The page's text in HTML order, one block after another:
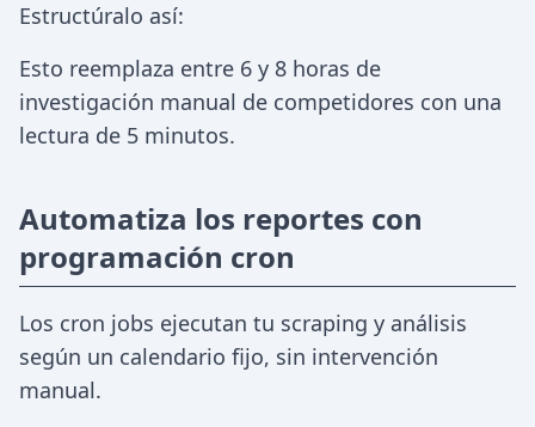
Estructúralo así:
Esto reemplaza entre 6 y 8 horas de
investigación manual de competidores con una
lectura de 5 minutos.
Automatiza los reportes con
programación cron
Los cron jobs ejecutan tu scraping y análisis
según un calendario fijo, sin intervención
manual.